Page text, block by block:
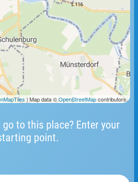
go to this place? Enter your
point.
| Map data ©OpenStreetMapcontributors.